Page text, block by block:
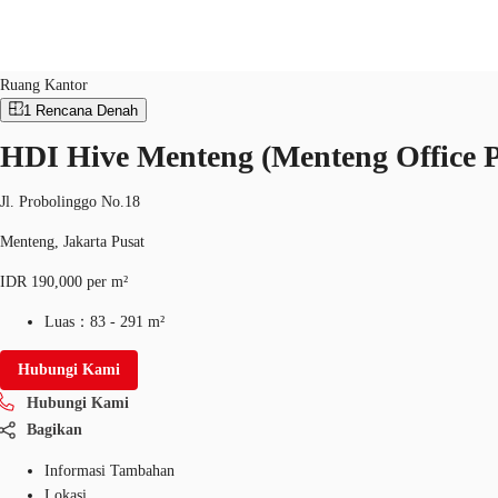
Ruang Kantor Ruang Kerja Fleksibel Pemilik
Ruang Kantor
1 Rencana Denah
HDI Hive Menteng (Menteng Office
Jl. Probolinggo No.18
Menteng, Jakarta Pusat
IDR 190,000 per m²
Luas： 83 - 291 m²
Hubungi Kami
Hubungi Kami
Bagikan
Informasi Tambahan